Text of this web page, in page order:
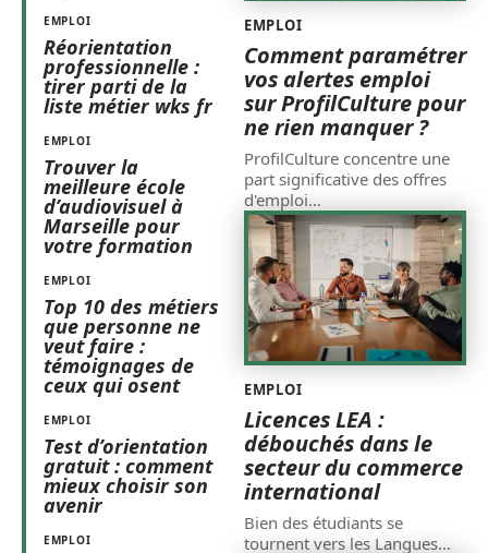
EMPLOI
Réorientation
professionnelle :
tirer parti de la
liste métier wks fr
EMPLOI
Trouver la
meilleure école
d’audiovisuel à
Marseille pour
votre formation
EMPLOI
Top 10 des métiers
que personne ne
veut faire :
témoignages de
ceux qui osent
EMPLOI
Test d’orientation
gratuit : comment
mieux choisir son
avenir
EMPLOI
EMPLOI
Comment paramétrer
vos alertes emploi
sur ProfilCulture pour
ne rien manquer ?
ProfilCulture concentre une
part significative des offres
d'emploi…
EMPLOI
Licences LEA :
débouchés dans le
secteur du commerce
international
Bien des étudiants se
tournent vers les Langues…